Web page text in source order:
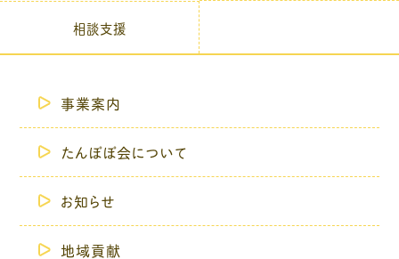
相談支援
事業案内
たんぽぽ会について
お知らせ
地域貢献